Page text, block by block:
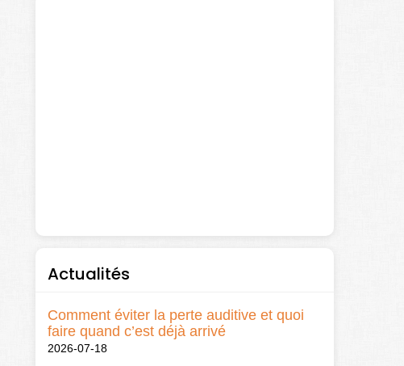
Actualités
Comment éviter la perte auditive et quoi
faire quand c’est déjà arrivé
2026-07-18